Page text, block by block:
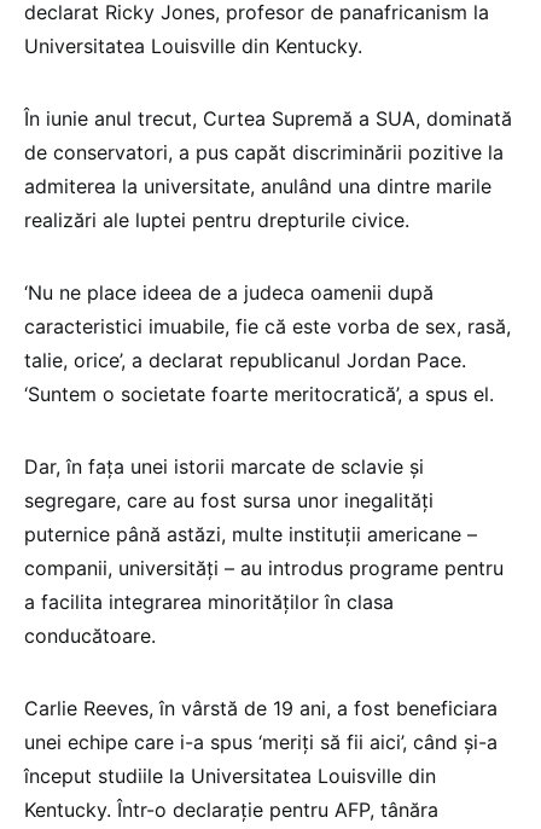
declarat Ricky Jones, profesor de panafricanism la
Universitatea Louisville din Kentucky.
În iunie anul trecut, Curtea Supremă a SUA, dominată
de conservatori, a pus capăt discriminării pozitive la
admiterea la universitate, anulând una dintre marile
realizări ale luptei pentru drepturile civice.
‘Nu ne place ideea de a judeca oamenii după
caracteristici imuabile, fie că este vorba de sex, rasă,
talie, orice’, a declarat republicanul Jordan Pace.
‘Suntem o societate foarte meritocratică’, a spus el.
Dar, în faţa unei istorii marcate de sclavie şi
segregare, care au fost sursa unor inegalităţi
puternice până astăzi, multe instituţii americane –
companii, universităţi – au introdus programe pentru
a facilita integrarea minorităţilor în clasa
conducătoare.
Carlie Reeves, în vârstă de 19 ani, a fost beneficiara
unei echipe care i-a spus ‘meriţi să fii aici’, când şi-a
început studiile la Universitatea Louisville din
Kentucky. Într-o declaraţie pentru AFP, tânăra